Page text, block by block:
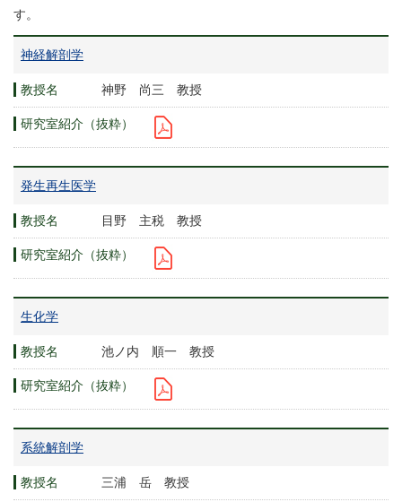
す。
神経解剖学
神野 尚三 教授
発生再生医学
目野 主税 教授
生化学
池ノ内 順一 教授
系統解剖学
三浦 岳 教授